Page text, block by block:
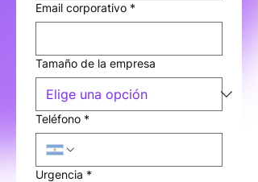
Email corporativo *
Tamaño de la empresa
Teléfono *
Urgencia *